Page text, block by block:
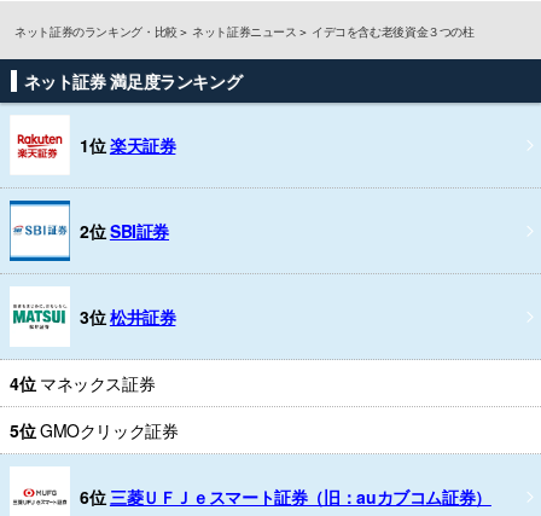
ネット証券のランキング・比較 ネット証券ニュース イデコを含む老後資金３つの柱
ネット証券 満足度ランキング
1位楽天証券
2位SBI証券
3位松井証券
4位 マネックス証券
5位GMOクリック証券
6位 三菱ＵＦＪｅスマート証券（旧：auカブコム証券）